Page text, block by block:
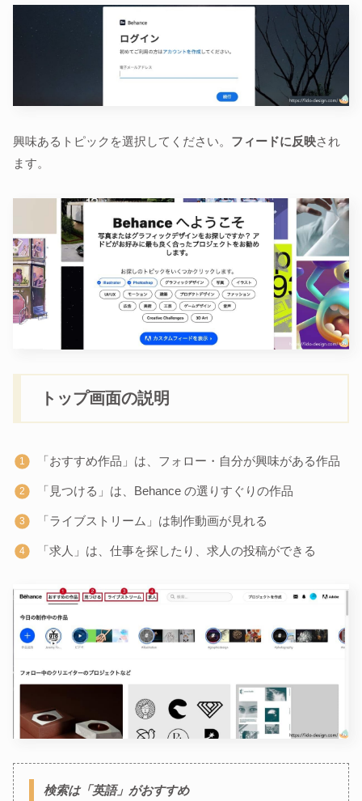
興味あるトピックを選択してください。 フィードに反映され
ます。
トップ画面の説明
「おすすめ作品」は、フォロー・自分が興味がある作品
「見つける」は、Behance の選りすぐりの作品
「ライブストリーム」は制作動画が見れる
「求人」は、仕事を探したり、求人の投稿ができる
検索は「英語」がおすすめ